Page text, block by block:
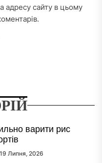
адресу сайту в цьому
варити рис
19 Липня, 2026